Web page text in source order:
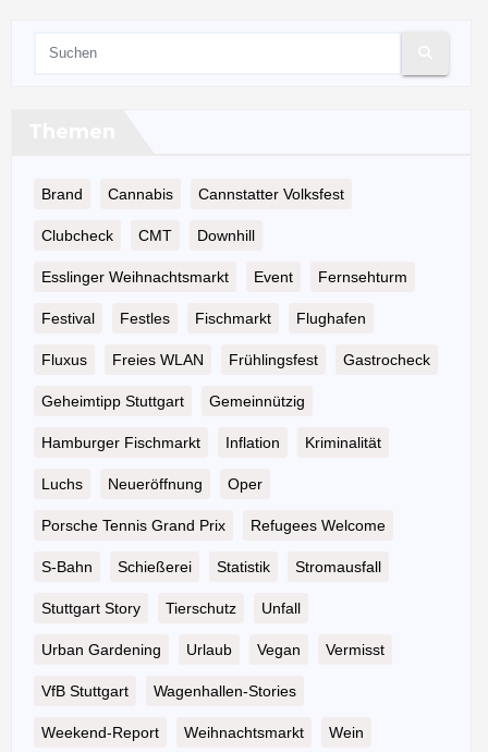
Brand Cannabis Cannstatter Volksfest
Clubcheck CMT Downhill
Esslinger Weihnachtsmarkt Event Fernsehturm
Festival Festles Fischmarkt Flughafen
Fluxus Freies WLAN Frühlingsfest Gastrocheck
Geheimtipp Stuttgart Gemeinnützig
Hamburger Fischmarkt Inflation Kriminalität
Luchs Neueröffnung Oper
Porsche Tennis Grand Prix Refugees Welcome
S-Bahn Schießerei Statistik Stromausfall
Stuttgart Story Tierschutz Unfall
Urban Gardening Urlaub Vegan Vermisst
VfB Stuttgart Wagenhallen-Stories
Weekend-Report Weihnachtsmarkt Wein